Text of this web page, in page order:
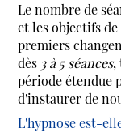
Le nombre de
et les objectifs
premiers
dès 3 à 5 séances,
période étendue
d'instaurer de
L'hypnose est-